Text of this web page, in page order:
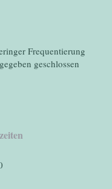
Frequentierung
geschlossen